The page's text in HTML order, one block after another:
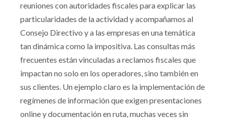
reuniones con autoridades fiscales para explicar las
particularidades de la actividad y acompañamos al
Consejo Directivo y a las empresas en una temática
tan dinámica como la impositiva. Las consultas más
frecuentes están vinculadas a reclamos fiscales que
impactan no solo en los operadores, sino también en
sus clientes. Un ejemplo claro es la implementación de
regímenes de información que exigen presentaciones
online y documentación en ruta, muchas veces sin